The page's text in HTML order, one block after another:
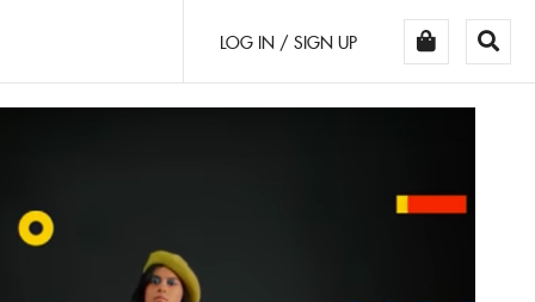
LOG IN / SIGN UP